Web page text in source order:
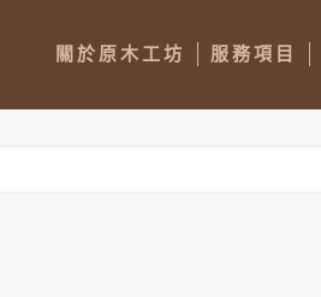
關於原木工坊 服務項目